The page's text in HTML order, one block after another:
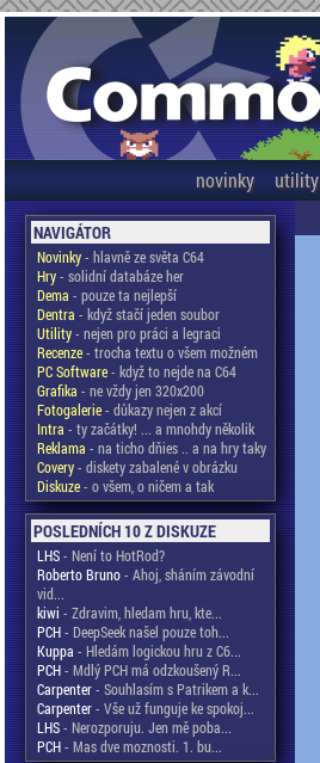
novinky utility
NAVIGÁTOR
Novinky- hlavně ze světa C64
Hry- solidní databáze her
Dema - pouze ta nejlepší
Dentra - když stačí jeden soubor
Utility- nejen pro práci a legraci
Recenze- trocha textu o všem možném
PC Software- když to nejde na C64
Grafika - ne vždy jen 320x200
Fotogalerie- důkazy nejen z akcí
Intra - ty začátky! ... a mnohdy několik
Reklama - na ticho dňies .. a na hry taky
Covery- diskety zabalené v obrázku
Diskuze- o všem, o ničem a tak
POSLEDNÍCH 10 Z DISKUZE
LHS- Není to HotRod?
Roberto Bruno- Ahoj, sháním závodní
vid...
kiwi - Zdravim, hledam hru, kte...
PCH- DeepSeek našel pouze toh...
Kuppa - Hledám logickou hru z C6...
PCH- Mdlý PCH má odzkoušený R...
Carpenter- Souhlasím s Patrikem a k...
Carpenter- Vše už funguje ke spokoj...
LHS- Nerozporuju. Jen mě poba...
PCH- Mas dve moznosti. 1. bu...